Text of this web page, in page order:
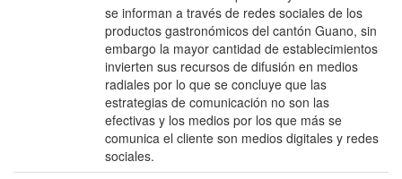
se informan a través de redes sociales de los
productos gastronómicos del cantón Guano, sin
embargo la mayor cantidad de establecimientos
invierten sus recursos de difusión en medios
radiales por lo que se concluye que las
estrategias de comunicación no son las
efectivas y los medios por los que más se
comunica el cliente son medios digitales y redes
sociales.